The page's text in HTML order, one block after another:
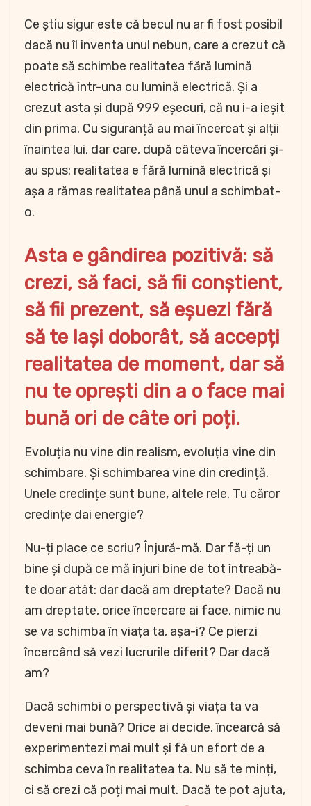
Ce știu sigur este că becul nu ar fi fost posibil
dacă nu îl inventa unul nebun, care a crezut că
poate să schimbe realitatea fără lumină
electrică într-una cu lumină electrică. Și a
crezut asta și după 999 eșecuri, că nu i-a ieșit
din prima. Cu siguranță au mai încercat și alții
înaintea lui, dar care, după câteva încercări și-
au spus: realitatea e fără lumină electrică și
așa a rămas realitatea până unul a schimbat-
o.
Asta e gândirea pozitivă: să
crezi, să faci, să fii conștient,
să fii prezent, să eșuezi fără
să te lași doborât, să accepți
realitatea de moment, dar să
nu te oprești din a o face mai
bună ori de câte ori poți.
Evoluția nu vine din realism, evoluția vine din
schimbare. Și schimbarea vine din credință.
Unele credințe sunt bune, altele rele. Tu căror
credințe dai energie?
Nu-ți place ce scriu? Înjură-mă. Dar fă-ți un
bine și după ce mă înjuri bine de tot întreabă-
te doar atât: dar dacă am dreptate? Dacă nu
am dreptate, orice încercare ai face, nimic nu
se va schimba în viața ta, așa-i? Ce pierzi
încercând să vezi lucrurile diferit? Dar dacă
am?
Dacă schimbi o perspectivă și viața ta va
deveni mai bună? Orice ai decide, încearcă să
experimentezi mai mult și fă un efort de a
schimba ceva în realitatea ta. Nu să te minți,
ci să crezi că poți mai mult. Dacă te pot ajuta,